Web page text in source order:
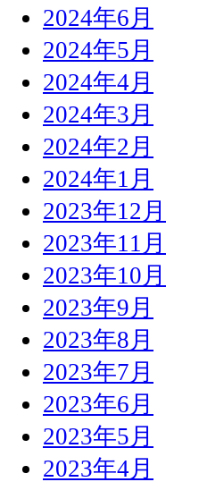
2024年6月
2024年5月
2024年4月
2024年3月
2024年2月
2024年1月
2023年12月
2023年11月
2023年10月
2023年9月
2023年8月
2023年7月
2023年6月
2023年5月
2023年4月